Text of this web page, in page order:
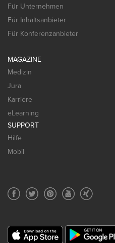
Für Unternehmen
Für Inhaltsanbieter
Für Konferenzanbieter
MAGAZINE
Medizin
Jura
Karriere
eLearning
SUPPORT
Hilfe
Mobil